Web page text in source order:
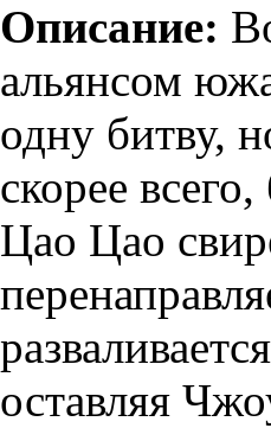
Описание:
альянсом
одну битву,
скорее
Цао Цао
оставляя